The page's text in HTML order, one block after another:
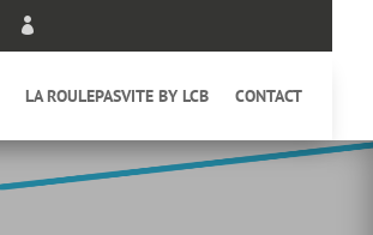

LA ROULEPASVITE BY LCB CONTACT